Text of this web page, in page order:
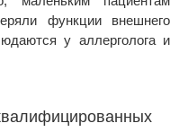
функции внешнего
у аллерголога и